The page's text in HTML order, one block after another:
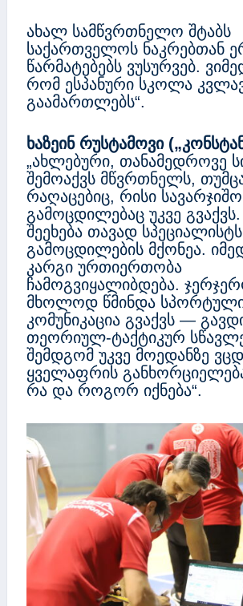
ახალ სამწვრთნელო შტაბს
საქართველოს ნაკრებთან
წარმატებებს ვუსურვებ.
რომ ესპანური სკოლა
გაამართლებს“.
ხაზეინ რუსტამოვი
„ახლებური, თანამედროვე
შემოაქვს მწვრთნელს,
რაღაცებიც, რისი სავარჯიშო
გამოცდილებაც უკვე
შეეხება თავად
გამოცდილების მქონეა.
კარგი ურთიერთობა
ჩამოგვიყალიბდება.
მხოლოდ წმინდა სპორტული,
კომუნიკაცია გვაქვს —
თეორიულ-ტაქტიკურ
შემდგომ უკვე მოედანზე
ყველაფრის
რა და როგორ იქნება“.